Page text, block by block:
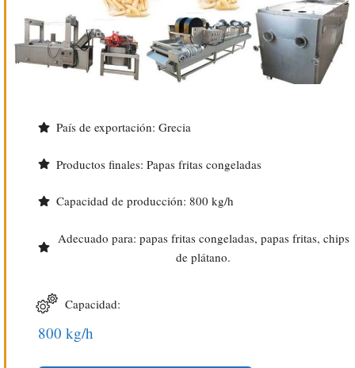
País de exportación: Grecia
Productos finales: Papas fritas congeladas
Capacidad de producción: 800 kg/h
Adecuado para: papas fritas congeladas, papas fritas, chips
de plátano.
Capacidad:
800 kg/h